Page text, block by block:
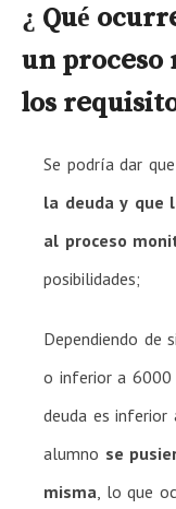
¿ Qué
un proceso
los
Se podría dar
la deuda y que
al proceso
posibilidades;
Dependiendo de
o inferior a 6000
deuda es
alumno se
misma , lo que